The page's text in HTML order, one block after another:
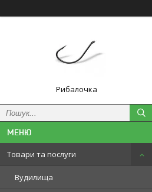
Рибалочка
Товари та послуги
Вудилища